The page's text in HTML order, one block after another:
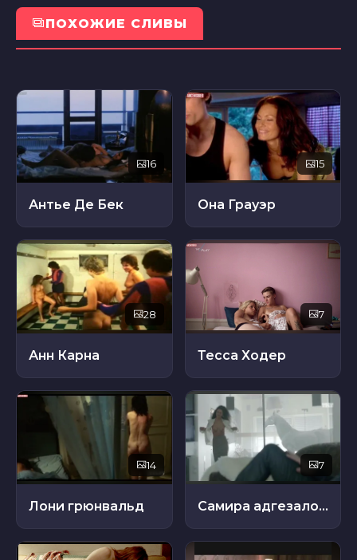
ПОХОЖИЕ СЛИВЫ
16
Антье Де Бек
15
Она Грауэр
28
Анн Карна
7
Тесса Ходер
14
Лони грюнвальд
7
Самира адгезалова